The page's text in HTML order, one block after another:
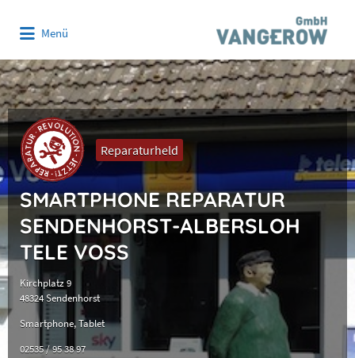
Menü
Reparaturheld
SMARTPHONE REPARATUR
SENDENHORST-ALBERSLOH
TELE VOSS
Kirchplatz 9
48324 Sendenhorst
Smartphone Tablet
02535 / 95 38 97